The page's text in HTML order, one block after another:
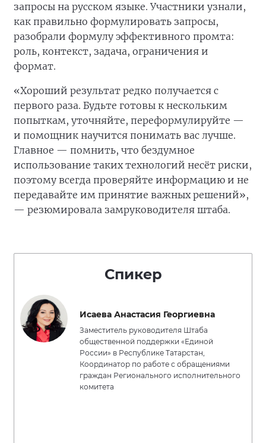
запросы на русском языке. Участники узнали,
как правильно формулировать запросы,
разобрали формулу эффективного промта:
роль, контекст, задача, ограничения и
формат.
«Хороший результат редко получается с
первого раза. Будьте готовы к нескольким
попыткам, уточняйте, переформулируйте —
и помощник научится понимать вас лучше.
Главное — помнить, что бездумное
использование таких технологий несёт риски,
поэтому всегда проверяйте информацию и не
передавайте им принятие важных решений»,
— резюмировала замруководителя штаба.
Спикер
Исаева Анастасия Георгиевна
Заместитель руководителя Штаба
общественной поддержки «Единой
России» в Республике Татарстан,
Координатор по работе с обращениями
граждан Регионального исполнительного
комитета